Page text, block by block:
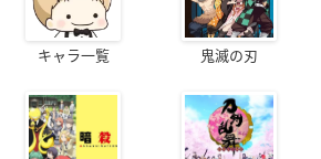
キャラ一覧 鬼滅の刃